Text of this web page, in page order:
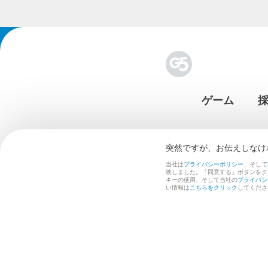
ゲーム
突然ですが、お伝えしな
当社はプライバシーポリシー、そして
映しました。「同意する」ボタンを
キーの使用、そして当社のプライバ
い情報はこちらをクリック してくだ